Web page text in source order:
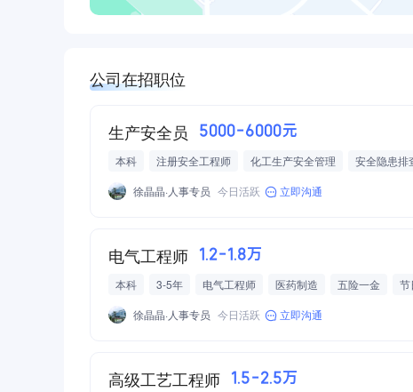
公司在招职位
生产安全员 5000-6000元
本科 注册安全工程师 化工生产安全管理 安全隐患排
徐晶晶·人事专员 今日活跃 立即沟通
电气工程师 1.2-1.8万
本科 3-5年 电气工程师 医药制造 五险一金 节
徐晶晶·人事专员 今日活跃 立即沟通
高级工艺工程师 1.5-2.5万